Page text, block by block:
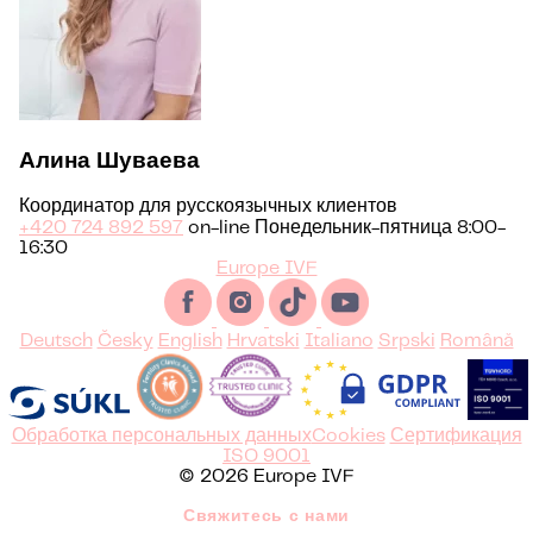
Алина Шуваева
Координатор для русскоязычных клиентов
+420 724 892 597 on-line Понедельник-пятница 8:00-
16:30
Europe IVF
Deutsch Česky English Hrvatski Italiano Srpski Română
Обработка персональных данныхCookies Сертификация
ISO 9001
© 2026 Europe IVF
Свяжитесь с нами